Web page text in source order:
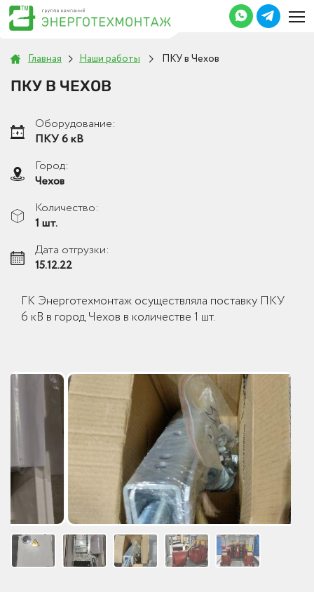
Главная Наши работы ПКУ в Чехов
ПКУ В ЧЕХОВ
Оборудование:
ПКУ 6 кВ
Город:
Чехов
Количество:
1 шт.
Дата отгрузки:
15.12.22
ГК Энерготехмонтаж осуществляла поставку ПКУ
6 кВ в город Чехов в количестве 1 шт.